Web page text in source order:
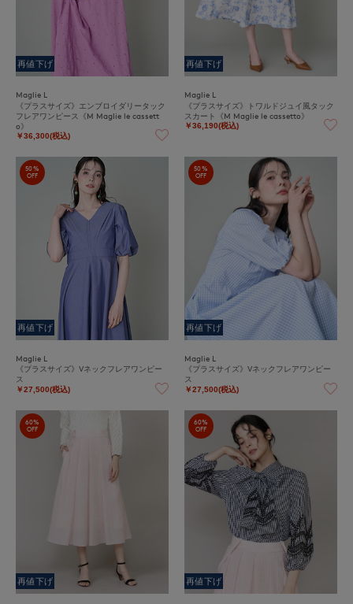
再値下げ
Maglie L
《プラスサイズ》エンブロイダリータック
フレアワンピース《M Maglie le cassett
o》
￥36,300(税込)
再値下げ
Maglie L
《プラスサイズ》トワルドジュイ風タック
スカート《M Maglie le cassetto》
￥36,190(税込)
50%
OFF
再値下げ
Maglie L
《プラスサイズ》Vネックフレアワンピー
ス
￥27,500(税込)
50%
OFF
再値下げ
Maglie L
《プラスサイズ》Vネックフレアワンピー
ス
￥27,500(税込)
60%
OFF
再値下げ
60%
OFF
再値下げ